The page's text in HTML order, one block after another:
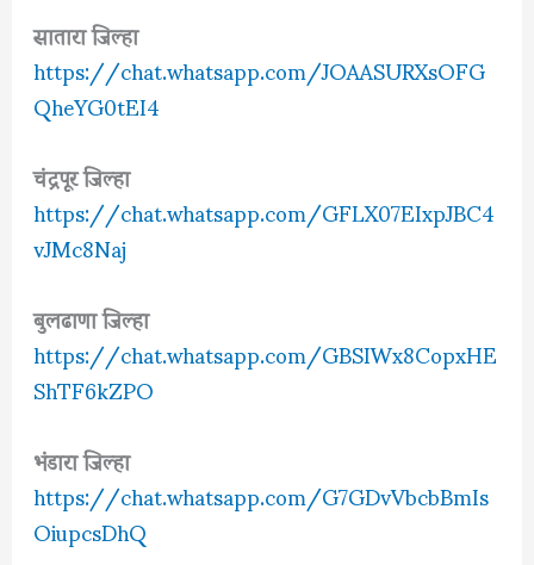
सातारा जिल्हा
https://chat.whatsapp.com/JOAASURXsOFG
QheYG0tEI4
चंद्रपूर जिल्हा
https://chat.whatsapp.com/GFLX07EIxpJBC4
vJMc8Naj
बुलढाणा जिल्हा
https://chat.whatsapp.com/GBSIWx8CopxHE
ShTF6kZPO
भंडारा जिल्हा
https://chat.whatsapp.com/G7GDvVbcbBmIs
OiupcsDhQ